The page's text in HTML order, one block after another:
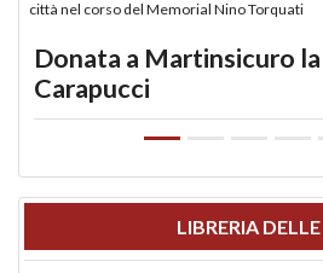
città nel corso del Memorial Nino Torquati
Donata a Martinsicuro
Carapucci
LIBRERIA